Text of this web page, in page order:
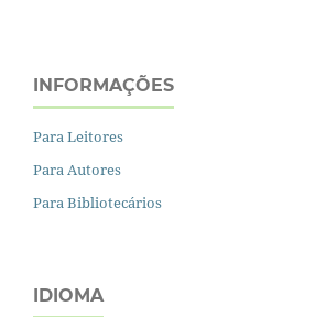
INFORMAÇÕES
Para Leitores
Para Autores
Para Bibliotecários
IDIOMA